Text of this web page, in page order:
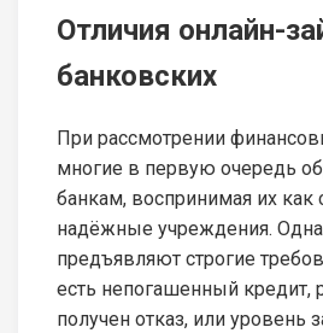
Отличия онлайн-
банковских
При рассмотрении
многие в первую очередь
банкам, воспринимая их
надёжные учреждения.
предъявляют строгие
есть непогашенный кредит,
получен отказ, или уровень